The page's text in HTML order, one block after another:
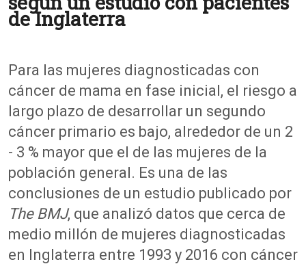
de Inglaterra
Para las mujeres diagnosticadas con
cáncer de mama en fase inicial, el riesgo a
largo plazo de desarrollar un segundo
cáncer primario es bajo, alrededor de un 2
- 3 % mayor que el de las mujeres de la
población general. Es una de las
conclusiones de un estudio publicado por
The BMJ, que analizó datos que cerca de
medio millón de mujeres diagnosticadas
en Inglaterra entre 1993 y 2016 con cáncer